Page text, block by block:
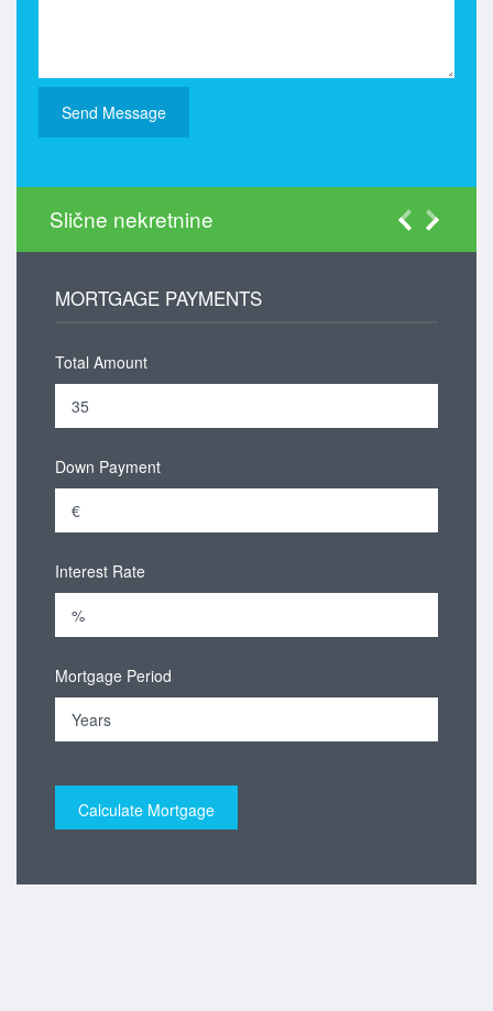
Slične nekretnine
MORTGAGE PAYMENTS
Total Amount
Down Payment
Interest Rate
Mortgage Period